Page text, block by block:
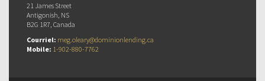
21 James Street
Antigonish, NS
B2G 1R7, Canada
Courriel: meg.oleary@dominionlending.ca
Mobile: 1-902-880-7762